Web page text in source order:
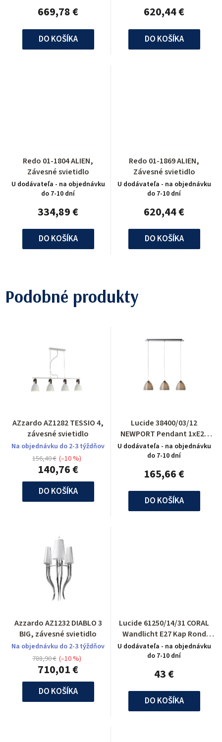
669,78 €
DO KOŠÍKA
620,44 €
DO KOŠÍKA
Redo 01-1804 ALIEN,
Závesné svietidlo
U dodávateľa - na objednávku
do 7-10 dní
334,89 €
DO KOŠÍKA
Redo 01-1869 ALIEN,
Závesné svietidlo
U dodávateľa - na objednávku
do 7-10 dní
620,44 €
DO KOŠÍKA
Podobné produkty
AZzardo AZ1282 TESSIO 4,
závesné svietidlo
Na objednávku do 2-3 týždňov
140,76 €
156,40 € (–10 %)
DO KOŠÍKA
Lucide 38400/03/12
NEWPORT Pendant 1xE27
H120 L80cm Silver
U dodávateľa - na objednávku
do 7-10 dní
165,66 €
DO KOŠÍKA
Azzardo AZ1232 DIABLO 3
BIG, závesné svietidlo
Na objednávku do 2-3 týždňov
710,01 €
788,90 € (–10 %)
DO KOŠÍKA
Lucide 61250/14/31 CORAL
Wandlicht E27 Kap Rond
D15-15-21cm
U dodávateľa - na objednávku
do 7-10 dní
43 €
DO KOŠÍKA